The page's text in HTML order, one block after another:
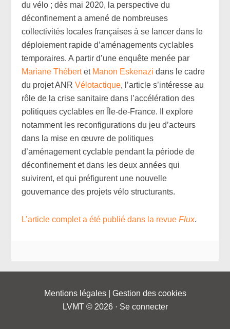
du vélo ; dès mai 2020, la perspective du
déconfinement a amené de nombreuses
collectivités locales françaises à se lancer dans le
déploiement rapide d’aménagements cyclables
temporaires. A partir d’une enquête menée par
Mariane Thébertet Manon Eskenazi dans le cadre
du projet ANRVélotactique, l’article s’intéresse au
rôle de la crise sanitaire dans l’accélération des
politiques cyclables en Île-de-France. Il explore
notamment les reconfigurations du jeu d’acteurs
dans la mise en œuvre de politiques
d’aménagement cyclable pendant la période de
déconfinement et dans les deux années qui
suivirent, et qui préfigurent une nouvelle
gouvernance des projets vélo structurants.
L’article complet a été publié dans la revueFlux.
Mentions légales| Gestion des cookies
LVMT © 2026 · Se connecter